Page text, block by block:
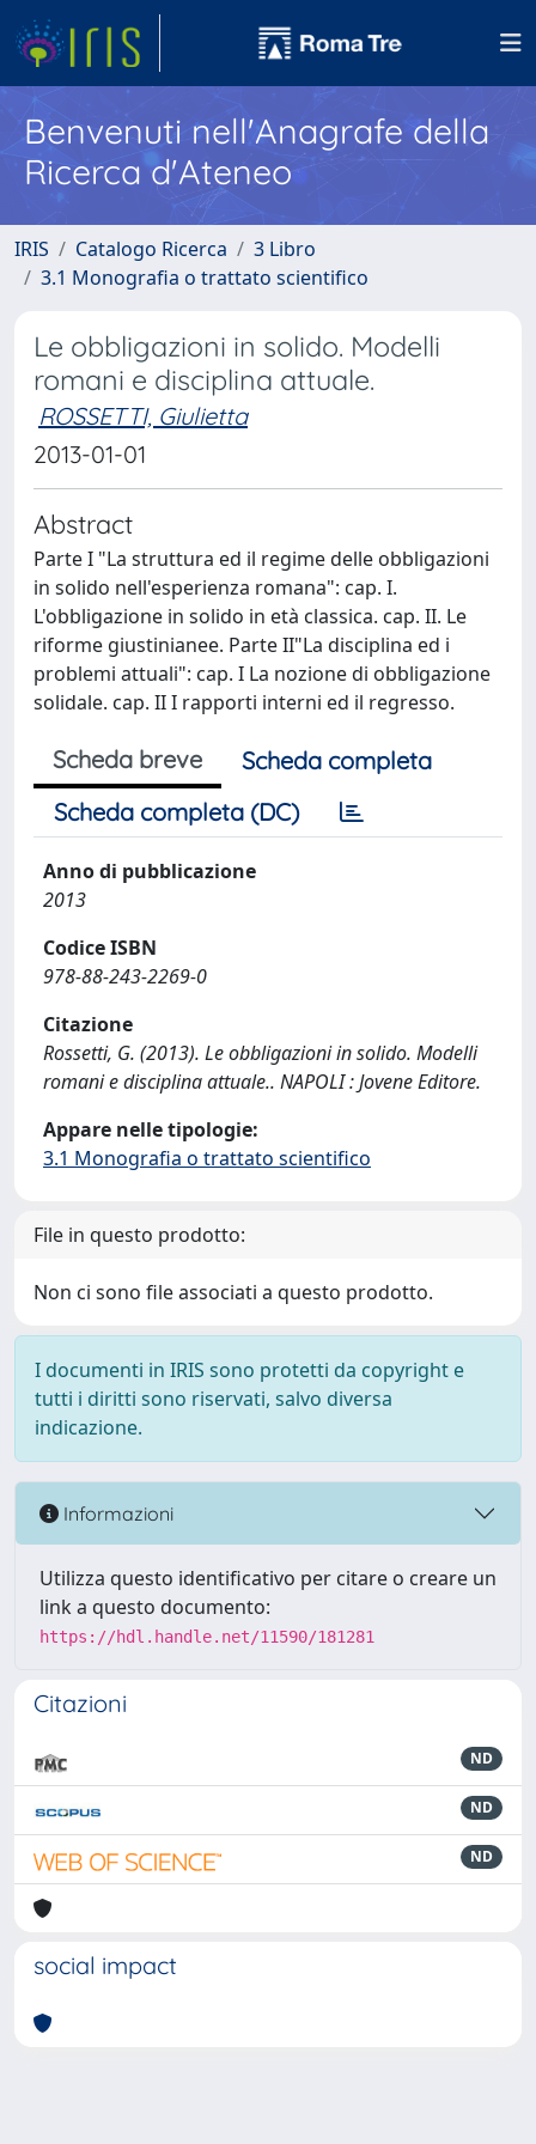
Benvenuti nell'Anagrafe della
Ricerca d'Ateneo
IRIS Catalogo Ricerca
3 Libro
3.1 Monografia o trattato scientifico
Le obbligazioni in solido. Modelli
romani e disciplina attuale.
ROSSETTI, Giulietta
2013-01-01
Abstract
Parte I "La struttura ed il regime delle obbligazioni
in solido nell'esperienza romana": cap. I.
L'obbligazione in solido in età classica. cap. II. Le
riforme giustinianee. Parte II"La disciplina ed i
problemi attuali": cap. I La nozione di obbligazione
solidale. cap. II I rapporti interni ed il regresso.
Scheda breve
Scheda completa
Scheda completa (DC)
Anno di pubblicazione
2013
Codice ISBN
978-88-243-2269-0
Citazione
Rossetti, G. (2013). Le obbligazioni in solido. Modelli
romani e disciplina attuale.. NAPOLI : Jovene Editore.
Appare nelle tipologie:
3.1 Monografia o trattato scientifico
File in questo prodotto:
Non ci sono file associati a questo prodotto.
I documenti in IRIS sono protetti da copyright e
tutti i diritti sono riservati, salvo diversa
indicazione.
Informazioni
Utilizza questo identificativo per citare o creare un
link a questo documento:
https://hdl.handle.net/11590/181281
Citazioni
ND
ND
ND
social impact